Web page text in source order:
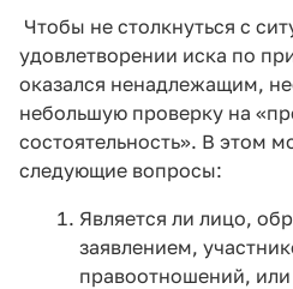
Чтобы не столкнуться с
удовлетворении иска по
оказался ненадлежащим,
небольшую проверку на
состоятельность». В этом
следующие вопросы:
Является ли лицо,
заявлением,
правоотношений, или